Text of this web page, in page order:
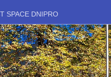
SPACE DNIPRO